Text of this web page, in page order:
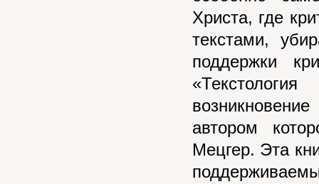
Христа, где
текстами,
поддержки
автором
Мецгер. Эта